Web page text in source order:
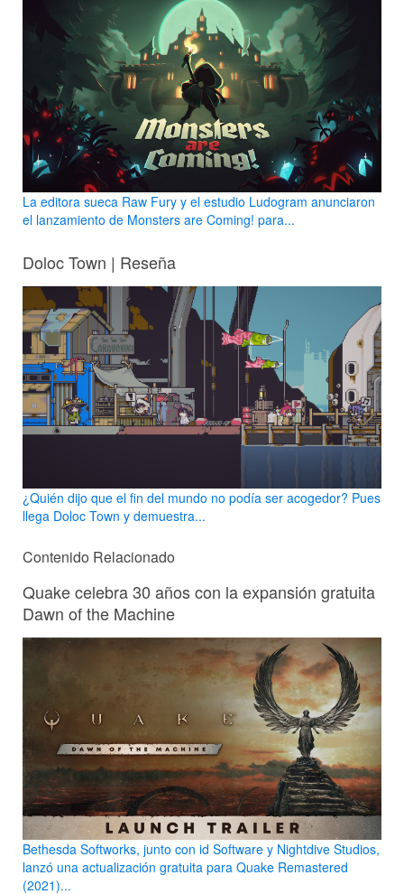
La editora sueca Raw Fury y el estudio Ludogram anunciaron
el lanzamiento de Monsters are Coming! para...
Doloc Town | Reseña
¿Quién dijo que el fin del mundo no podía ser acogedor? Pues
llega Doloc Town y demuestra...
Contenido Relacionado
Quake celebra 30 años con la expansión gratuita
Dawn of the Machine
Bethesda Softworks, junto con id Software y Nightdive Studios,
lanzó una actualización gratuita para Quake Remastered
(2021)...